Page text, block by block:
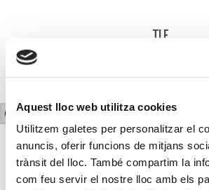
Aquest lloc web utilitza cookies
Utilitzem galetes per personalitzar el
anuncis, oferir funcions de mitjans
trànsit del lloc. També compartim la
com feu servir el nostre lloc amb els
TLF
cropped-